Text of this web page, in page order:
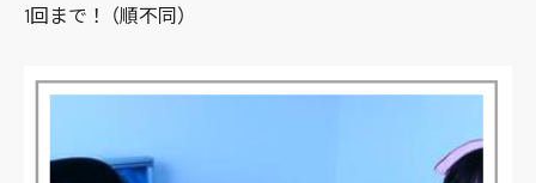
1回まで！ （順不同）